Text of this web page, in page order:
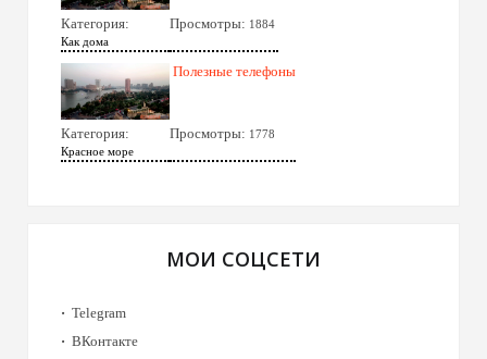
Категория:
Как дома
Просмотры: 1884
Полезные телефоны
Категория:
Красное море
Просмотры: 1778
МОИ СОЦСЕТИ
Telegram
ВКонтакте